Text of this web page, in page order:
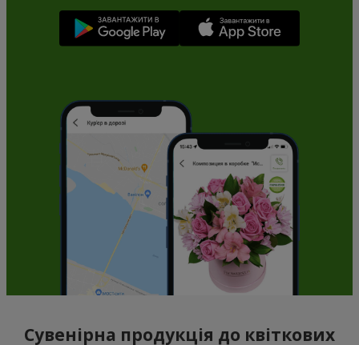
Сувенірна продукція до квіткових